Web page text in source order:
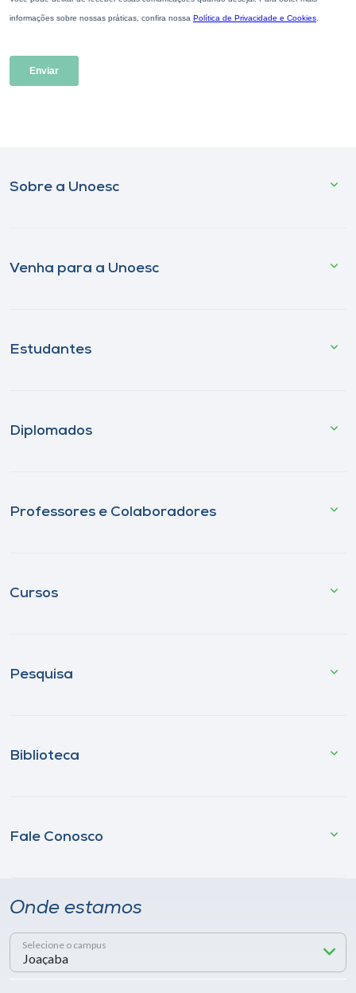
Sobre a Unoesc
Venha para a Unoesc
Estudantes
Diplomados
Professores e Colaboradores
Cursos
Pesquisa
Biblioteca
Fale Conosco
Onde estamos
Selecione o campus